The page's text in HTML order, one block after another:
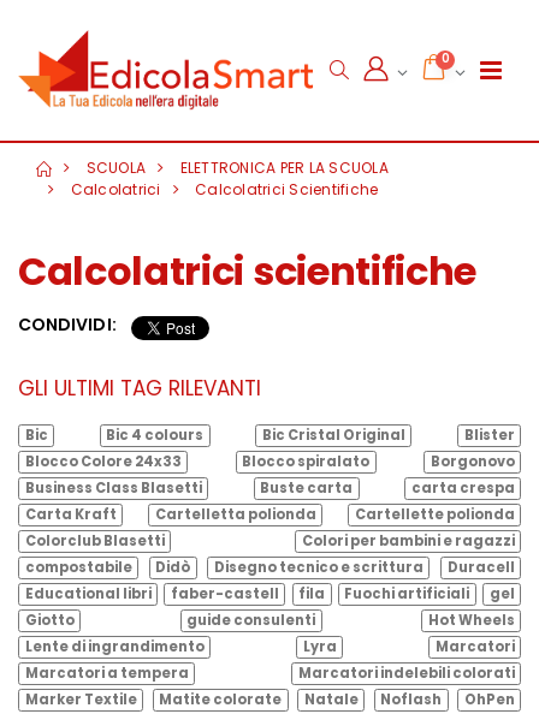
0
SCUOLA
ELETTRONICA PER LA SCUOLA
Calcolatrici
Calcolatrici Scientifiche
Calcolatrici scientifiche
CONDIVIDI:
GLI ULTIMI TAG RILEVANTI
Bic Bic 4 colours Bic Cristal Original
Blister
Blocco Colore 24x33
Blocco spiralato
Borgonovo
Business Class Blasetti
Buste carta
carta crespa
Carta Kraft
Cartelletta polionda
Cartellette polionda
Colorclub Blasetti
Colori per bambini e ragazzi
compostabile
Didò Disegno tecnico e scrittura
Duracell
Educational libri
faber-castell fila Fuochi artificiali
gel
Giotto
guide consulenti
Hot Wheels
Lente di ingrandimento
Lyra
Marcatori
Marcatori a tempera
Marcatori indelebili colorati
Marker Textile
Matite colorate Natale Noflash
OhPen